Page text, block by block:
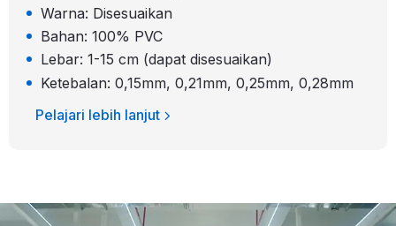
Warna: Disesuaikan
Bahan: 100% PVC
Lebar: 1-15 cm (dapat disesuaikan)
Ketebalan: 0,15mm, 0,21mm, 0,25mm, 0,28mm
Pelajari lebih lanjut